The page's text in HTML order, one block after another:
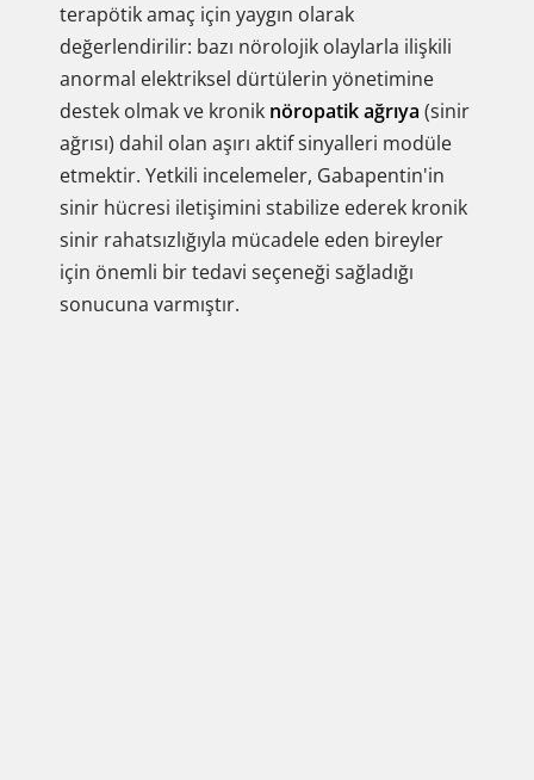
terapötik amaç için yaygın olarak
değerlendirilir: bazı nörolojik olaylarla ilişkili
anormal elektriksel dürtülerin yönetimine
destek olmak ve kronik nöropatik ağrıya (sinir
ağrısı) dahil olan aşırı aktif sinyalleri modüle
etmektir. Yetkili incelemeler, Gabapentin'in
sinir hücresi iletişimini stabilize ederek kronik
sinir rahatsızlığıyla mücadele eden bireyler
için önemli bir tedavi seçeneği sağladığı
sonucuna varmıştır.